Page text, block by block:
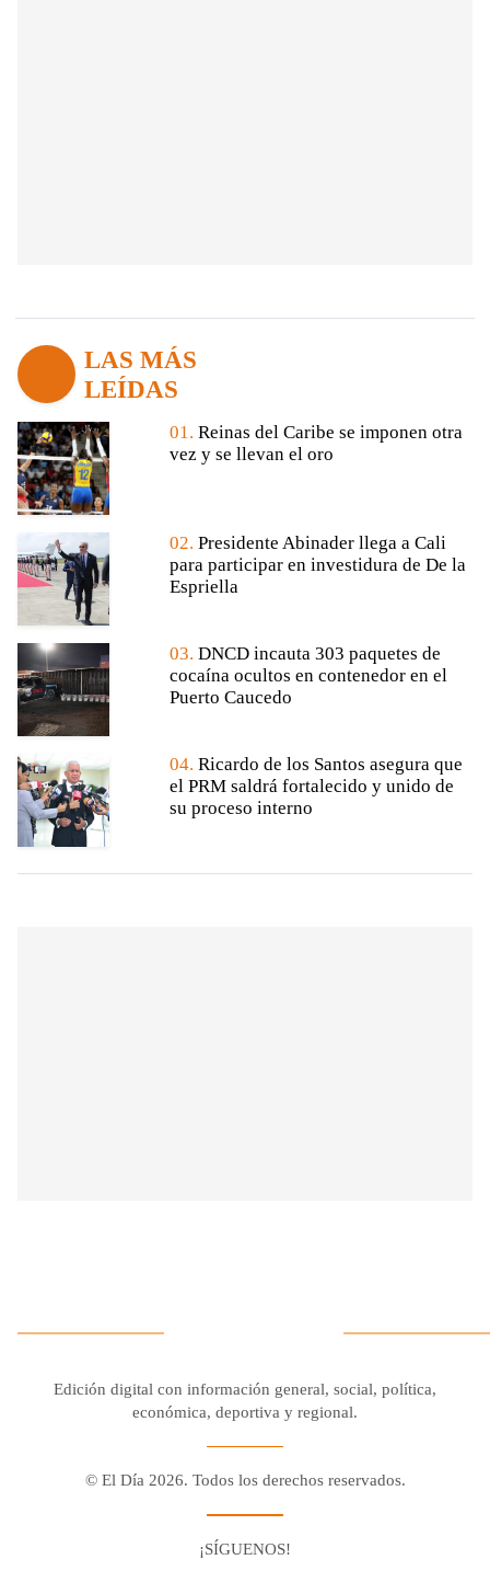
LAS MÁS
LEÍDAS
01. Reinas del Caribe se imponen otra
vez y se llevan el oro
02. Presidente Abinader llega a Cali
para participar en investidura de De la
Espriella
03. DNCD incauta 303 paquetes de
cocaína ocultos en contenedor en el
Puerto Caucedo
04. Ricardo de los Santos asegura que
el PRM saldrá fortalecido y unido de
su proceso interno
Edición digital con información general, social, política,
económica, deportiva y regional.
© El Día 2026. Todos los derechos reservados.
¡SÍGUENOS!